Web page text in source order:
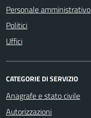
Personale amministrativo
Politici
Uffici
CATEGORIE DI SERVIZIO
Anagrafe e stato civile
Autorizzazioni